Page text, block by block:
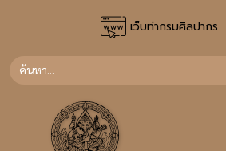
เว็บท่ากรมศิลปากร